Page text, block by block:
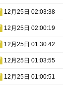
12月25日 02:03:38
12月25日 02:00:19
12月25日 01:30:42
12月25日 01:03:55
12月25日 01:00:51